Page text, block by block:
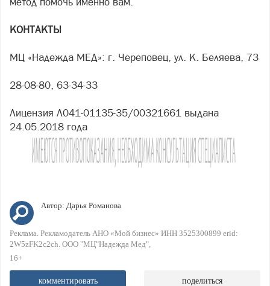
КОНТАКТЫ
МЦ «Надежда МЕД»: г. Череповец, ул. К. Беляева, 73
28-08-80, 63-34-33
Лицензия Л041-01135-35/00321661 выдана
24.05.2018 года
Автор: Дарья Романова
Реклама. Рекламодатель АНО «Мой бизнес» ИНН 3525300899 erid:
2W5zFK2c2ch. ООО "МЦ"Надежда Мед"
16+
комментировать поделиться